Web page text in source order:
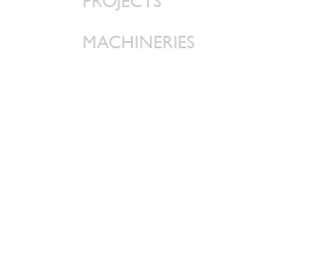
MACHINERIES